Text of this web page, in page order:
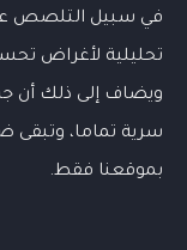
في سبيل التلصص
ويضاف إلى ذلك أن
سرية تماما،
بموقعنا فقط.